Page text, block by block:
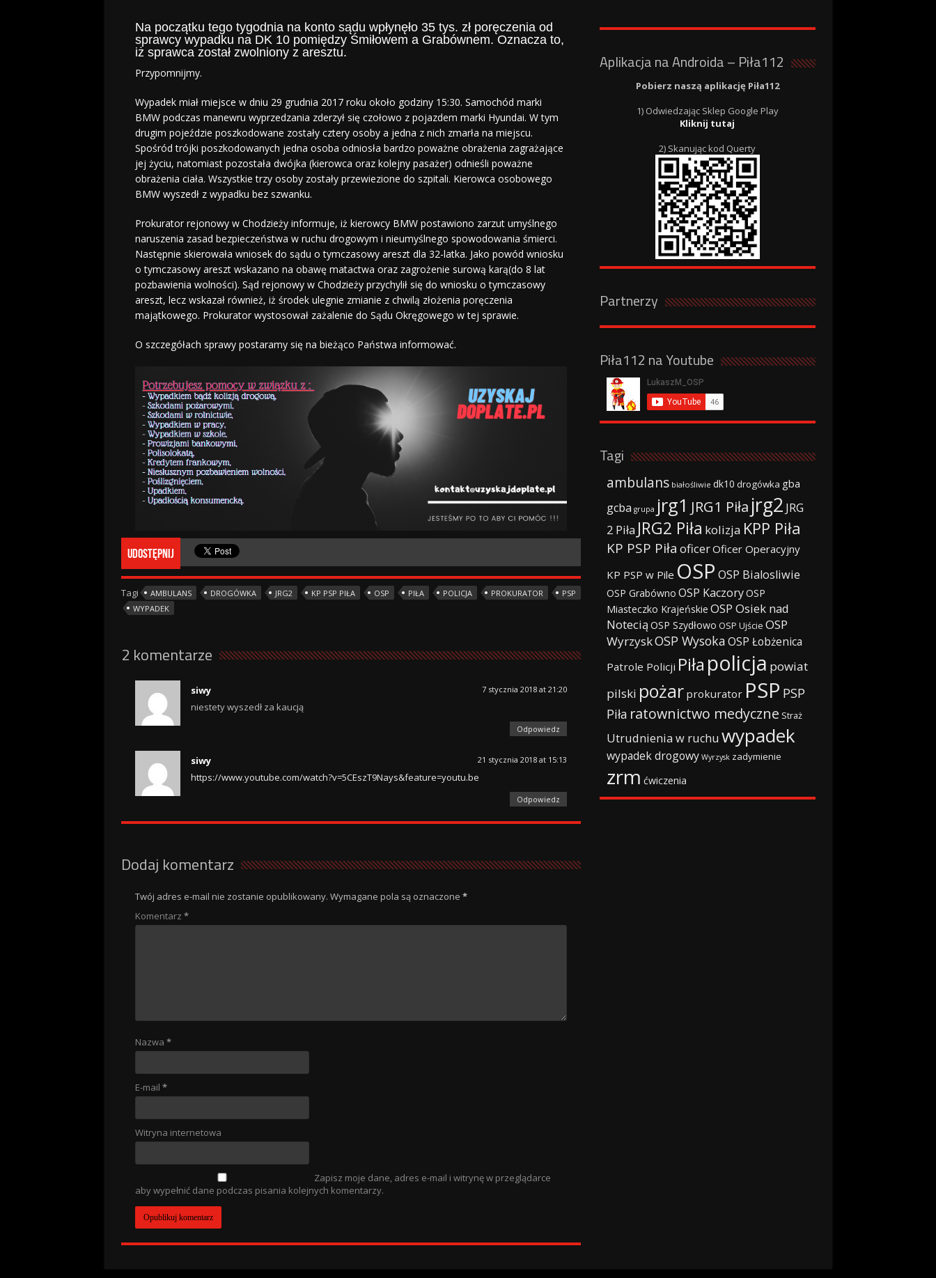
Na początku tego tygodnia na konto sądu wpłynęło 35 tys. zł poręczenia od
sprawcy wypadku na DK 10 pomiędzy Śmiłowem a Grabównem. Oznacza to,
iż sprawca został zwolniony z aresztu.
Przypomnijmy.
Wypadek miał miejsce w dniu 29 grudnia 2017 roku około godziny 15:30. Samochód marki
BMW podczas manewru wyprzedzania zderzył się czołowo z pojazdem marki Hyundai. W tym
drugim pojeździe poszkodowane zostały cztery osoby a jedna z nich zmarła na miejscu.
Spośród trójki poszkodowanych jedna osoba odniosła bardzo poważne obrażenia zagrażające
jej życiu, natomiast pozostała dwójka (kierowca oraz kolejny pasażer) odnieśli poważne
obrażenia ciała. Wszystkie trzy osoby zostały przewiezione do szpitali. Kierowca osobowego
BMW wyszedł z wypadku bez szwanku.
Prokurator rejonowy w Chodzieży informuje, iż kierowcy BMW postawiono zarzut umyślnego
naruszenia zasad bezpieczeństwa w ruchu drogowym i nieumyślnego spowodowania śmierci.
Następnie skierowała wniosek do sądu o tymczasowy areszt dla 32-latka. Jako powód wniosku
o tymczasowy areszt wskazano na obawę matactwa oraz zagrożenie surową karą(do 8 lat
pozbawienia wolności). Sąd rejonowy w Chodzieży przychylił się do wniosku o tymczasowy
areszt, lecz wskazał również, iż środek ulegnie zmianie z chwilą złożenia poręczenia
majątkowego. Prokurator wystosował zażalenie do Sądu Okręgowego w tej sprawie.
O szczegółach sprawy postaramy się na bieżąco Państwa informować.
Udostępnij
Tagi AMBULANS DROGÓWKA JRG2 KP PSP PIŁA OSP PIŁA POLICJA PROKURATOR
PSP
WYPADEK
2 komentarze
siwy 7 stycznia 2018 at 21:20
niestety wyszedł za kaucją
Odpowiedz
siwy 21 stycznia 2018 at 15:13
https://www.youtube.com/watch?v=5CEszT9Nays&feature=youtu.be
Odpowiedz
Dodaj komentarz
Twój adres e-mail nie zostanie opublikowany. Wymagane pola są oznaczone *
Komentarz *
Nazwa *
E-mail *
Witryna internetowa
Zapisz moje dane, adres e-mail i witrynę w przeglądarce
aby wypełnić dane podczas pisania kolejnych komentarzy.
Aplikacja na Androida – Piła112
Pobierz naszą aplikację Piła112
1) Odwiedzając Sklep Google Play
Kliknij tutaj
2) Skanując kod Querty
Partnerzy
Piła112 na Youtube
Tagi
ambulans białośliwie dk10 drogówka gba
gcba grupa jrg1 JRG1 Piła jrg2 JRG
2 Piła JRG2 Piła kolizja KPP Piła
KP PSP Piła oficerOficer Operacyjny
KP PSP w Pile OSP OSP Bialosliwie
OSP Grabówno OSP KaczoryOSP
Miasteczko Krajeńskie OSP Osiek nad
Notecią OSP Szydłowo OSP Ujście OSP
WyrzyskOSP WysokaOSP Łobżenica
Patrole Policji Piła policja powiat
pilski pożar prokurator PSP PSP
Piła ratownictwo medyczne Straż
Utrudnienia w ruchu wypadek
wypadek drogowy Wyrzysk zadymienie
zrm ćwiczenia